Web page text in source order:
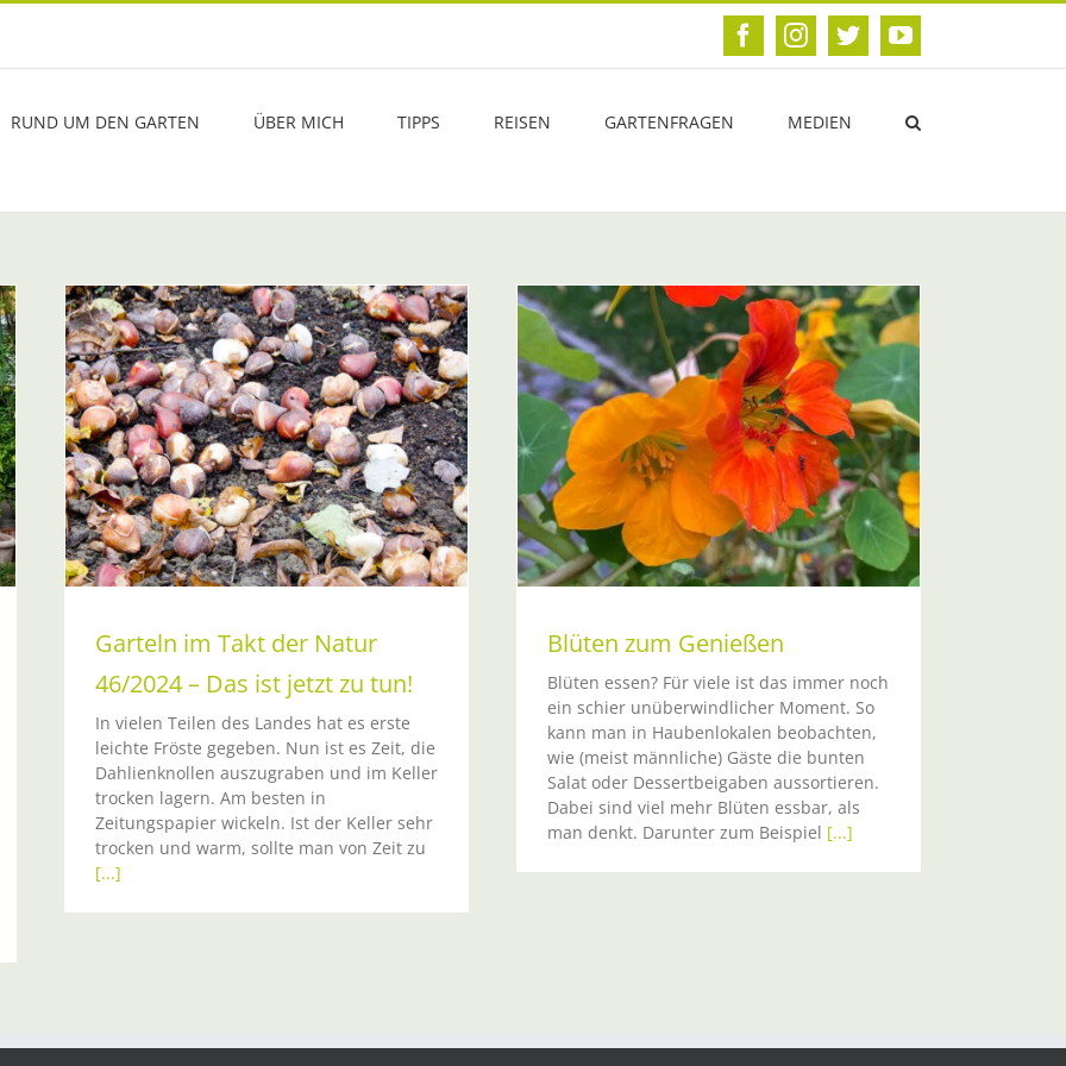
FacebookInstagram
TwitterYouTube
RUND UM DEN GARTEN ÜBER MICH TIPPS REISEN GARTENFRAGEN MEDIEN
–
Garteln im Takt der Natur
46/2024 – Das ist jetzt zu tun!
In vielen Teilen des Landes hat es erste
leichte Fröste gegeben. Nun ist es Zeit, die
Dahlienknollen auszugraben und im Keller
trocken lagern. Am besten in
Zeitungspapier wickeln. Ist der Keller sehr
trocken und warm, sollte man von Zeit zu
[...]
Blüten zum Genießen
Aktuelle Infos
Blüten zum Genießen
Blüten essen? Für viele ist das immer noch
ein schier unüberwindlicher Moment. So
kann man in Haubenlokalen beobachten,
wie (meist männliche) Gäste die bunten
Salat oder Dessertbeigaben aussortieren.
Dabei sind viel mehr Blüten essbar, als
man denkt. Darunter zum Beispiel [...]